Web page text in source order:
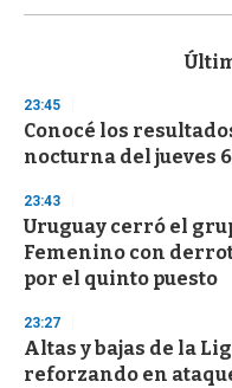
s
d
s
o
f
3
s
e
c
o
d
s
23:45
Conocé los
nocturna del jueves
23:43
Uruguay cerró el
Femenino con
por el quinto puesto
23:27
Altas y bajas de la
reforzando en